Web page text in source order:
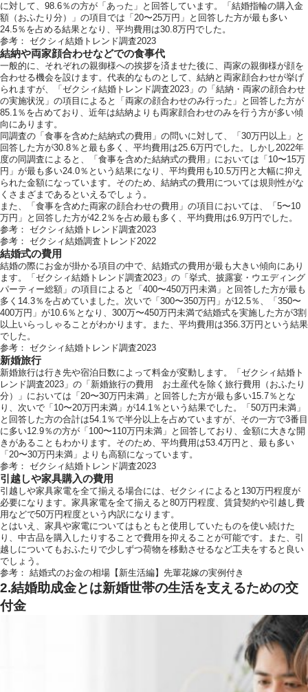
運営会社情報
に対して、98.6％の方が「あった」と回答しています。「結婚指輪の購入金
額（おふたり分）」の項目では「20〜25万円」と回答した方が最も多い
24.5％を占める結果となり、平均費用は30.8万円でした。
参考： ゼクシィ結婚トレンド調査2023
結納や両家顔合わせなどでの食事代
一般的に、それぞれの親御様への挨拶を済ませた後に、両家の親御様が顔を
合わせる機会を設けます。代表的なものとして、結納と両家顔合わせが挙げ
られますが、「ゼクシィ結婚トレンド調査2023」の「結納・両家の顔合わせ
の実施状況」の項目によると「両家の顔合わせのみ行った」と回答した方が
85.1％を占めており、近年は結納よりも両家顔合わせのみを行う方が多い傾
向にあります。
同調査の「食事を含めた結納式の費用」の問いに対して、「30万円以上」と
回答した方が30.8％と最も多く、平均費用は25.6万円でした。しかし2022年
度の同調査によると、「食事を含めた結納式の費用」においては「10〜15万
円」が最も多い24.0％という結果になり、平均費用も10.5万円と大幅に抑え
られた金額になっています。そのため、結納式の費用については規則性がな
くさまざまであるといえるでしょう。
また、「食事を含めた両家の顔合わせの費用」の項目においては、「5〜10
万円」と回答した方が42.2％を占め最も多く、平均費用は6.9万円でした。
参考： ゼクシィ結婚トレンド調査2023
参考： ゼクシィ結婚調査トレンド2022
結婚式の費用
結婚の際にお金が掛かる項目の中で、結婚式の費用が最も大きい傾向にあり
ます。「ゼクシィ結婚トレンド調査2023」の「挙式、披露宴・ウエディング
パーティー総額」の項目によると「400〜450万円未満」と回答した方が最も
多く14.3％を占めていました。次いで「300〜350万円」が12.5％、「350〜
400万円」が10.6％となり、300万〜450万円未満で結婚式を実施した方が3割
以上いらっしゃることがわかります。また、平均費用は356.3万円という結果
でした。
参考： ゼクシィ結婚トレンド調査2023
新婚旅行
新婚旅行は行き先や宿泊日数によって料金が変動します。「ゼクシィ結婚ト
レンド調査2023」の「新婚旅行の費用 お土産代を除く旅行費用（おふたり
分）」においては「20〜30万円未満」と回答した方が最も多い15.7％とな
り、次いで「10〜20万円未満」が14.1％という結果でした。「50万円未満」
と回答した方の合計は54.1％で半分以上を占めていますが、その一方で3番目
に多い12.9％の方が「100〜110万円未満」と回答しており、金額に大きな開
きがあることもわかります。そのため、平均費用は53.4万円と、最も多い
「20〜30万円未満」よりも高額になっています。
参考： ゼクシィ結婚トレンド調査2023
引越しや家具購入の費用
引越しや家具家電を全て揃える場合には、ゼクシィによると130万円程度が
必要になります。家具家電を全て揃えると80万円程度、賃貸契約や引越し費
用などで50万円程度という内訳になります。
とはいえ、家具や家電についてはもともと使用していたものを使い続けた
り、中古品を購入したりすることで費用を抑えることが可能です。また、引
越しについてもおふたりで少しずつ荷物を移動させるなど工夫をすると良い
でしょう。
参考： 結婚式のお金の相場【新生活編】先輩花嫁の実例付き
2.結婚助成金とは新婚世帯の生活を支えるための交
付金